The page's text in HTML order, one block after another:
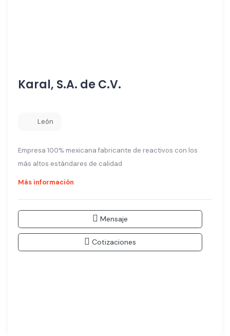
Karal, S.A. de C.V.
León
Empresa 100% mexicana fabricante de reactivos con los
más altos estándares de calidad
Más información
Mensaje
Cotizaciones